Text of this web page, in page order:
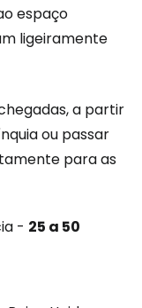
espaço
ligeiramente
a partir
ou passar
para as
- 25 a 50